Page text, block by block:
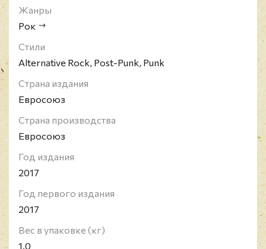
Жанры
Рок
Стили
Alternative Rock, Post-Punk, Punk
Страна издания
Евросоюз
Страна производства
Евросоюз
Год издания
2017
Год первого издания
2017
Вес в упаковке (кг)
1.0